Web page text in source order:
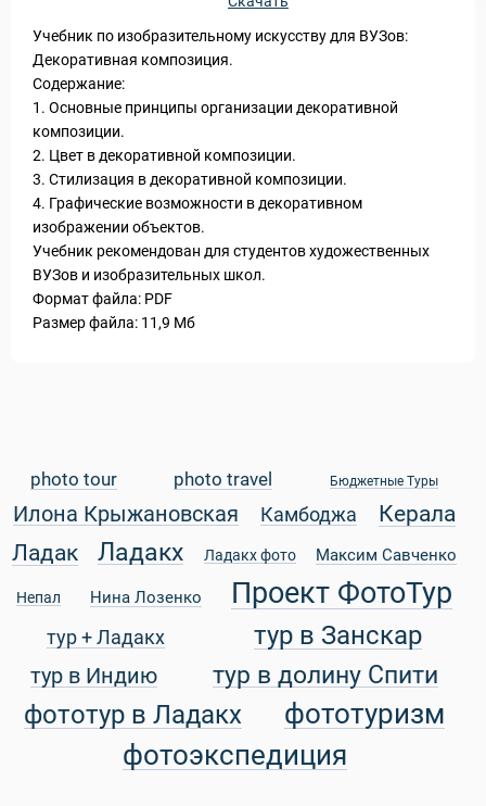
Статьи
Учебник по изобразительному искусству для ВУЗов:
Декоративная композиция.
Содержание:
1. Основные принципы организации декоративной
композиции.
2. Цвет в декоративной композиции.
3. Стилизация в декоративной композиции.
4. Графические возможности в декоративном
изображении объектов.
Учебник рекомендован для студентов художественных
ВУЗов и изобразительных школ.
Формат файла: PDF
Размер файла: 11,9 Мб
photo tour photo travel Бюджетные Туры
Илона Крыжановская Камбоджа
Керала
Ладак
Ладакх Ладакх фото Максим Савченко
Непал Нина Лозенко Проект ФотоТур
тур + Ладакх тур в Занскар
тур в Индию тур в долину Спити
фототур в Ладакх
фототуризм
фотоэкспедиция